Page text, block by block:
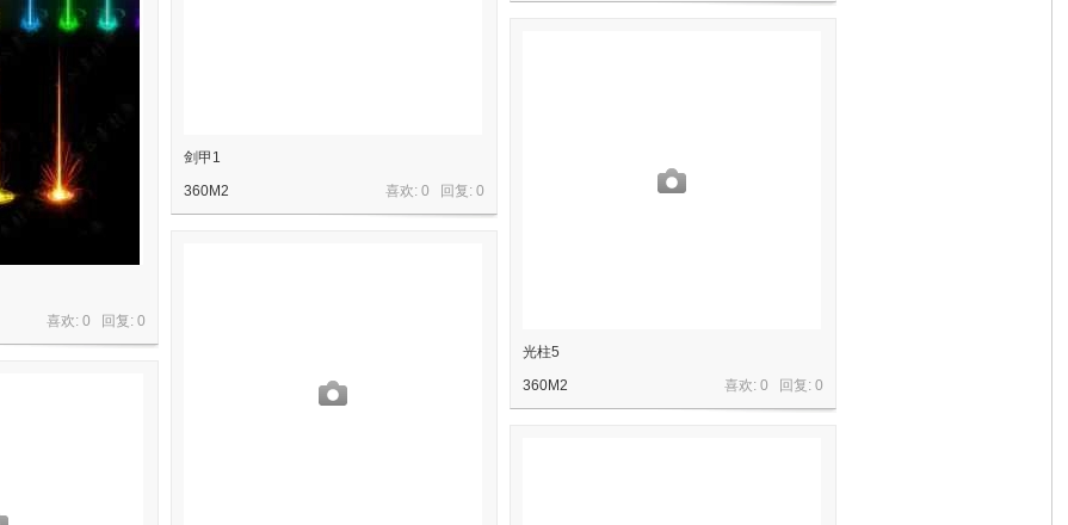
喜欢: 0 回复:0
剑甲1
喜欢: 0 回复:0
360M2
光柱5
喜欢: 0 回复:0
360M2